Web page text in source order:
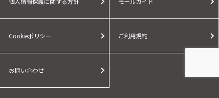
Cookieポリシー ご利用規約
お問い合わせ